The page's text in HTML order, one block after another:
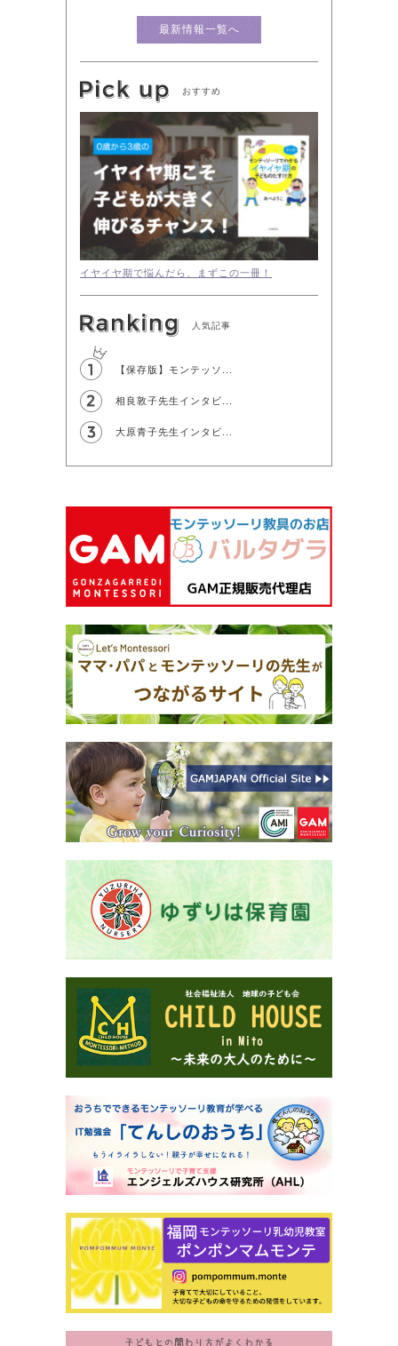
最新情報一覧へ
おすすめ
イヤイヤ期で悩んだら、まずこの一冊！
人気記事
【保存版】モンテッソ...
相良敦子先生インタビ...
大原青子先生インタビ...